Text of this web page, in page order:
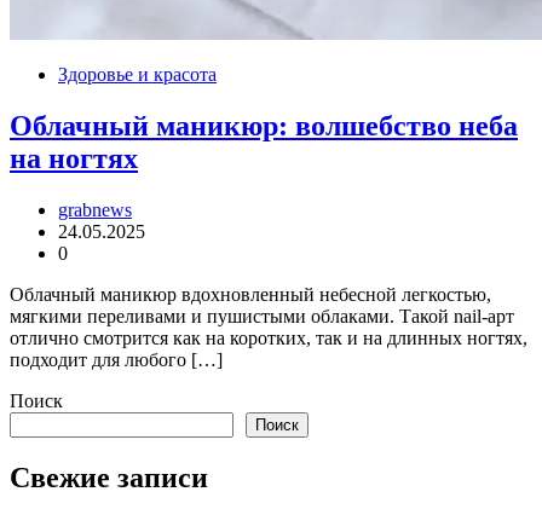
Здоровье и красота
Облачный маникюр: волшебство неба
на ногтях
grabnews
24.05.2025
0
Облачный маникюр вдохновленный небесной легкостью,
мягкими переливами и пушистыми облаками. Такой nail-арт
отлично смотрится как на коротких, так и на длинных ногтях,
подходит для любого […]
Поиск
Поиск
Свежие записи